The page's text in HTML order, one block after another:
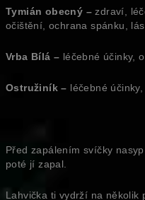
Tymián obecný – zdraví,
očištění, ochrana spánku,
Vrba Bílá – léčebné účinky,
Ostružiník – léčebné
Před zapálením svíčky
poté jí zapal.
Lahvička ti vydrží na několik